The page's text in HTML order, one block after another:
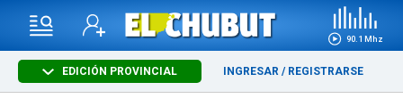
90.1 Mhz
EDICIÓN PROVINCIAL INGRESAR / REGISTRARSE